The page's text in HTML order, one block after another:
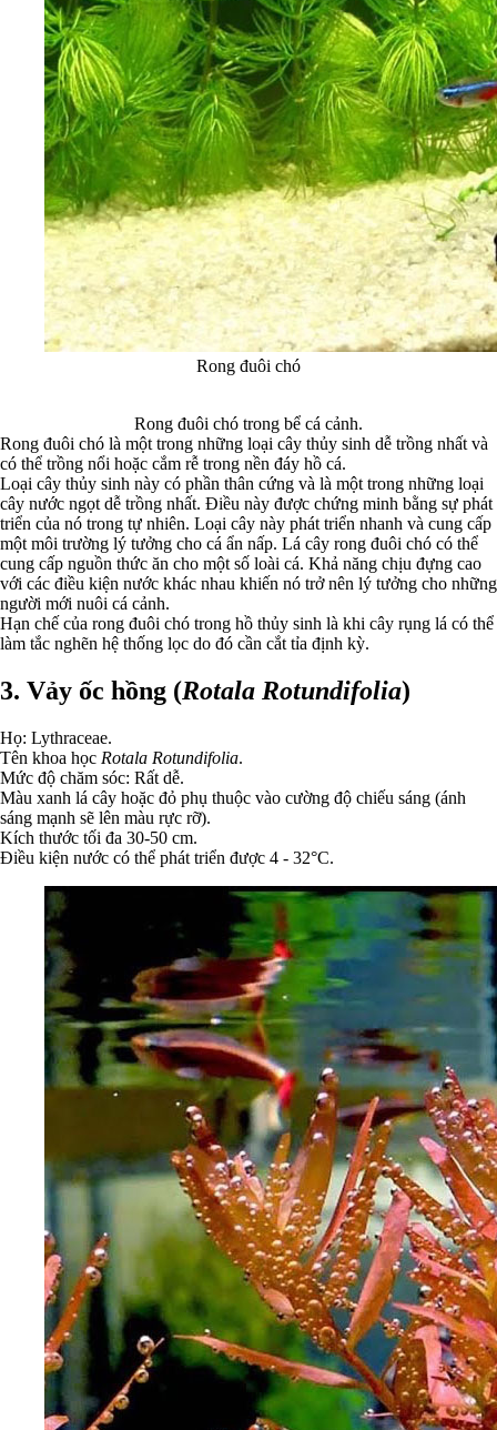
Rong đuôi chó
Rong đuôi chó trong bể cá cảnh.
Rong đuôi chó là một trong những loại cây thủy sinh dễ trồng nhất và
có thể trồng nổi hoặc cắm rễ trong nền đáy hồ cá.
Loại cây thủy sinh này có phần thân cứng và là một trong những loại
cây nước ngọt dễ trồng nhất. Điều này được chứng minh bằng sự phát
triển của nó trong tự nhiên. Loại cây này phát triển nhanh và cung cấp
một môi trường lý tưởng cho cá ẩn nấp. Lá cây rong đuôi chó có thể
cung cấp nguồn thức ăn cho một số loài cá. Khả năng chịu đựng cao
với các điều kiện nước khác nhau khiến nó trở nên lý tưởng cho những
người mới nuôi cá cảnh.
Hạn chế của rong đuôi chó trong hồ thủy sinh là khi cây rụng lá có thể
làm tắc nghẽn hệ thống lọc do đó cần cắt tỉa định kỳ.
3. Vảy ốc hồng (Rotala Rotundifolia)
Họ: Lythraceae.
Tên khoa học Rotala Rotundifolia.
Mức độ chăm sóc: Rất dễ.
Màu xanh lá cây hoặc đỏ phụ thuộc vào cường độ chiếu sáng (ánh
sáng mạnh sẽ lên màu rực rỡ).
Kích thước tối đa 30-50 cm.
Điều kiện nước có thể phát triển được 4 - 32°C.